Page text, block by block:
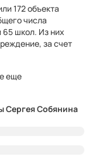
172 объекта
числа
65 школ. Из них
за счет
еще
Сергея Собянина